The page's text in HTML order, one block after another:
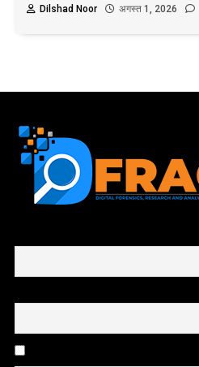
Dilshad Noor
अगस्त 1, 2026